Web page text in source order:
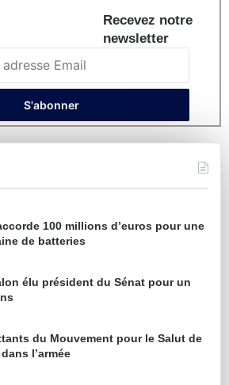
Recevez notre
newsletter
100 millions d’euros pour une
de batteries
élu président du Sénat pour un
du Mouvement pour le Salut de
l’armée